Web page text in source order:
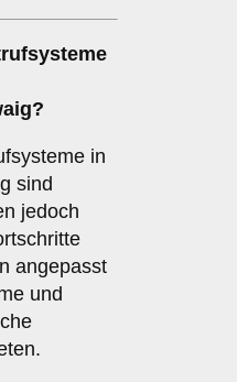
in
sind
jedoch
angepasst
und